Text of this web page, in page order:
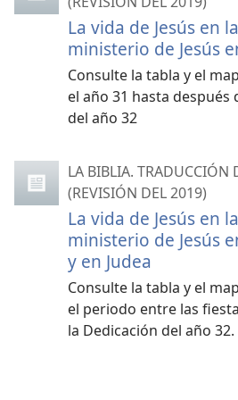
La vida de Jesús en
ministerio de Jesús
Consulte la tabla y el
el año 31 hasta después
del año 32
LA BIBLIA.
(REVISIÓN DEL 2019)
La vida de Jesús en
ministerio de Jesús
y en Judea
Consulte la tabla y el
el periodo entre las
la Dedicación del año 32.